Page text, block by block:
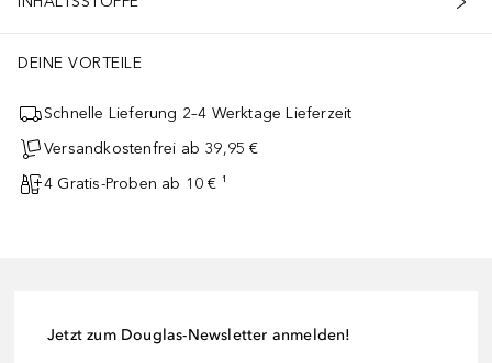
DEINE VORTEILE
Schnelle Lieferung 2–4 Werktage Lieferzeit
Versandkostenfrei ab 39,95 €
4 Gratis-Proben ab 10 € ¹
Jetzt zum Douglas-Newsletter anmelden!